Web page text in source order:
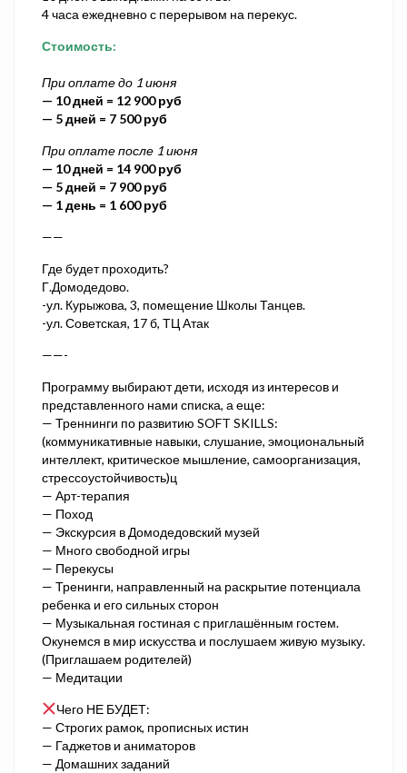
4 часа ежедневно с перерывом на перекус.
Стоимость:
При оплате до 1 июня
— 10 дней = 12 900 руб
— 5 дней = 7 500 руб
При оплате после 1 июня
— 10 дней = 14 900 руб
— 5 дней = 7 900 руб
— 1 день = 1 600 руб
——
Где будет проходить?
Г.Домодедово.
-ул. Курыжова, 3, помещение Школы Танцев.
-ул. Советская, 17 б, ТЦ Атак
——-
Программу выбирают дети, исходя из интересов и
представленного нами списка, а еще:
— Треннинги по развитию SOFT SKILLS:
(коммуникативные навыки, слушание, эмоциональный
интеллект, критическое мышление, самоорганизация,
стрессоустойчивость)ц
— Арт-терапия
— Поход
— Экскурсия в Домодедовский музей
— Много свободной игры
— Перекусы
— Тренинги, направленный на раскрытие потенциала
ребенка и его сильных сторон
— Музыкальная гостиная с приглашённым гостем.
Окунемся в мир искусства и послушаем живую музыку.
(Приглашаем родителей)
— Медитации
Чего НЕ БУДЕТ:
— Строгих рамок, прописных истин
— Гаджетов и аниматоров
— Домашних заданий